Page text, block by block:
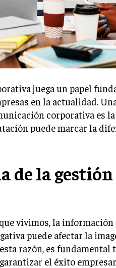
juega un papel
en la actualidad.
corporativa es
puede marcar la
de la gestión
vivimos, la información
puede afectar la
razón, es fundamental
el éxito